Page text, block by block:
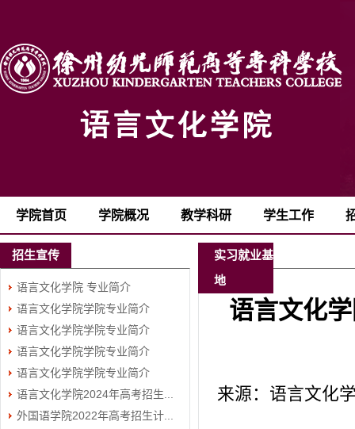
学院首页 学院概况 教学科研 学生工作
招生宣传
语言文化学院 专业简介
语言文化学院学院专业简介
（四）
语言文化学院学院专业简介
（三）
语言文化学院学院专业简介
（二）
语言文化学院学院专业简介
（一）
语言文化学院2024年高考招生...
外国语学院2022年高考招生计...
实习就业基
地
语言文化
来源：语言文化